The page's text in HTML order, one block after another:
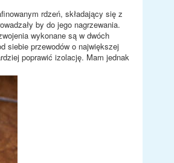
rdzeń, składający się z
by do jego nagrzewania.
wykonane są w dwóch
siebie przewodów o największej
poprawić izolację. Mam jednak